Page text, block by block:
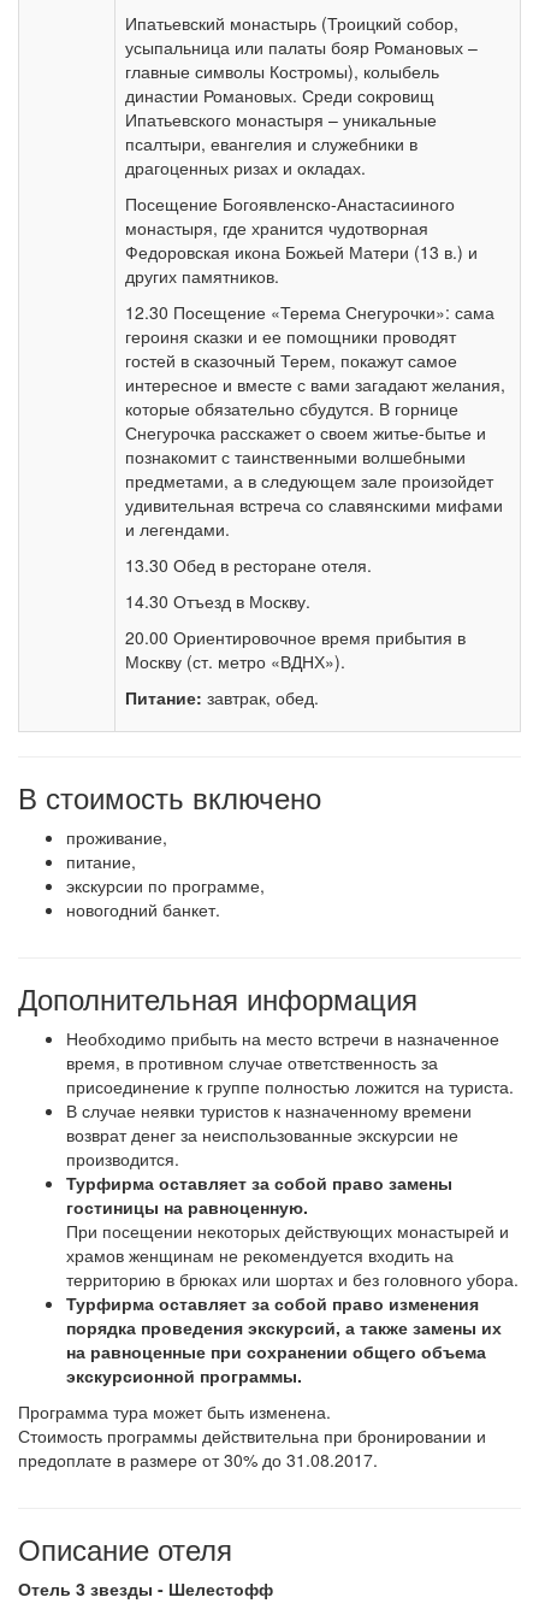
Ипатьевский монастырь (Троицкий собор,
усыпальница или палаты бояр Романовых –
главные символы Костромы), колыбель
династии Романовых. Среди сокровищ
Ипатьевского монастыря – уникальные
псалтыри, евангелия и служебники в
драгоценных ризах и окладах.
Посещение Богоявленско-Анастасииного
монастыря, где хранится чудотворная
Федоровская икона Божьей Матери (13 в.) и
других памятников.
12.30 Посещение «Терема Снегурочки»: сама
героиня сказки и ее помощники проводят
гостей в сказочный Терем, покажут самое
интересное и вместе с вами загадают желания,
которые обязательно сбудутся. В горнице
Снегурочка расскажет о своем житье-бытье и
познакомит с таинственными волшебными
предметами, а в следующем зале произойдет
удивительная встреча со славянскими мифами
и легендами.
13.30 Обед в ресторане отеля.
14.30 Отъезд в Москву.
20.00 Ориентировочное время прибытия в
Москву (ст. метро «ВДНХ»).
Питание: завтрак, обед.
В стоимость включено
проживание,
питание,
экскурсии по программе,
новогодний банкет.
Дополнительная информация
Необходимо прибыть на место встречи в назначенное
время, в противном случае ответственность за
присоединение к группе полностью ложится на туриста.
В случае неявки туристов к назначенному времени
возврат денег за неиспользованные экскурсии не
производится.
Турфирма оставляет за собой право замены
гостиницы на равноценную.
При посещении некоторых действующих монастырей и
храмов женщинам не рекомендуется входить на
территорию в брюках или шортах и без головного убора.
Турфирма оставляет за собой право изменения
порядка проведения экскурсий, а также замены их
на равноценные при сохранении общего объема
экскурсионной программы.
Программа тура может быть изменена.
Стоимость программы действительна при бронировании и
предоплате в размере от 30% до 31.08.2017.
Описание отеля
Отель 3 звезды - Шелестофф